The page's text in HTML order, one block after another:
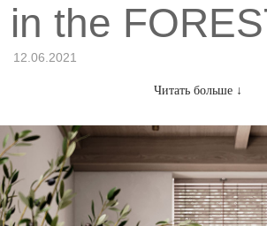
in the
12.06.2021
Читать больше ↓